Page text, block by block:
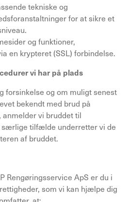
tekniske og
for at sikre et
og funktioner,
en krypteret (SSL) forbindelse.
vi har på plads
forsinkelse og om muligt senest
bekendt med brud på
vi bruddet til
tilfælde underretter vi de
af bruddet.
Rengøringsservice ApS er du i
som vi kan hjælpe dig